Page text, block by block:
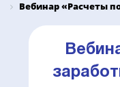
Вебинар «Расчеты